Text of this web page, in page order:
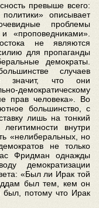
превыше всего:
описывает
проблемы
«проповедниками».
не являются
для пропаганды
демократы.
случаев
значит, что они
демократическому
прав человека». Во
большинство, с
лишь на тонкий
внутри
«нелиберальных, но
не только
Фридман однажды
демократизации
«Был ли Ирак той
был тем, кем он
потому что Ирак